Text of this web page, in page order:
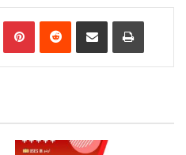
PinterestReddit Share via Email Print